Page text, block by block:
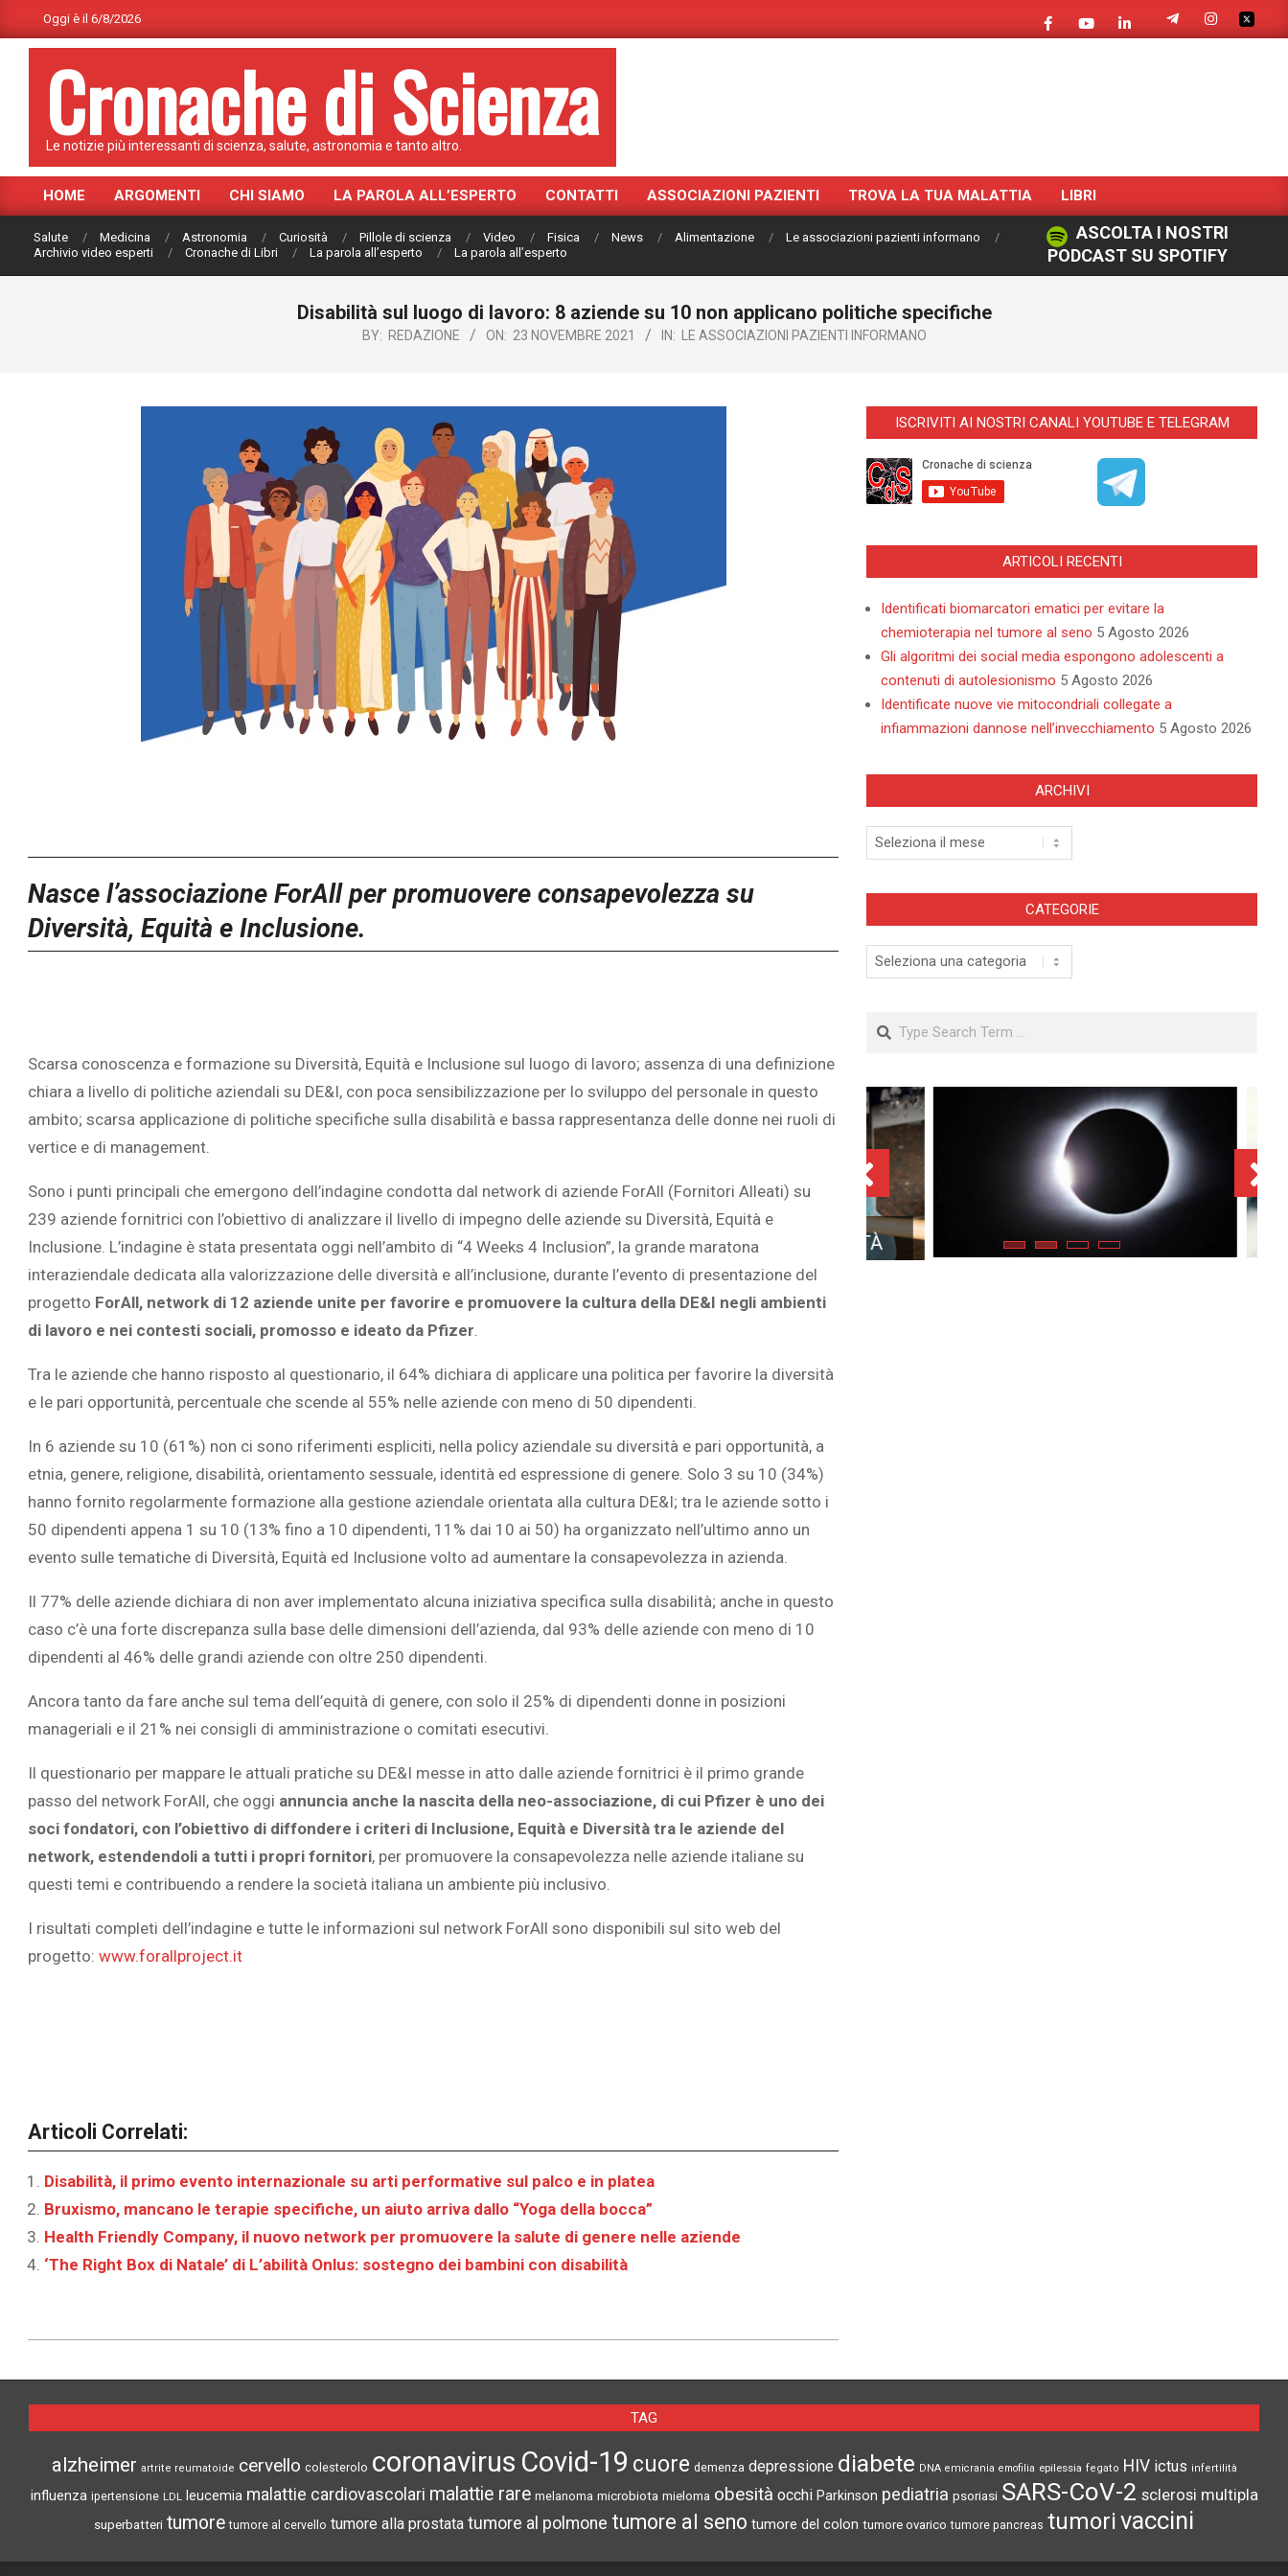
to
Oggi è il 6/8/2026
Cronache di Scienza
Le notizie più interessanti di scienza, salute, astronomia e tanto altro.
Primary
Navigation
Menu
HOME ARGOMENTI CHI SIAMO LA PAROLA ALL’ESPERTO CONTATTI ASSOCIAZIONI PAZIENTI TROVA LA TUA MALATTIA LIBRI
Salute Medicina Astronomia Curiosità Pillole di scienza Video Fisica News Alimentazione
Le associazioni pazienti informano
Archivio video esperti
Cronache di Libri La parola all’esperto La parola all’esperto
ASCOLTA I NOSTRI
PODCAST SU SPOTIFY
Disabilità sul luogo di lavoro: 8 aziende su 10 non applicano politiche specifiche
BY: REDAZIONE ON: 23 NOVEMBRE 2021 IN: LE ASSOCIAZIONI PAZIENTI INFORMANO
Nasce l’associazione ForAllper promuovere consapevolezza su
Diversità, Equità e Inclusione.
Scarsa conoscenza e formazione su Diversità, Equità e Inclusione sul luogo di lavoro; assenza di una definizione
chiara a livello di politiche aziendali su DE&I, con poca sensibilizzazione per lo sviluppo del personale in questo
ambito; scarsa applicazione di politiche specifiche sulla disabilità e bassa rappresentanza delle donne nei ruoli di
vertice e di management.
Sono i punti principali che emergono dell’indagine condotta dal network di aziende ForAll (Fornitori Alleati) su
239 aziende fornitrici con l’obiettivo di analizzare il livello di impegno delle aziende su Diversità, Equità e
Inclusione. L’indagine è stata presentata oggi nell’ambito di “4 Weeks 4 Inclusion”, la grande maratona
interaziendale dedicata alla valorizzazione delle diversità e all’inclusione, durante l’evento di presentazione del
progetto ForAll, network di 12 aziende unite per favorire e promuovere la cultura della DE&I negli ambienti
di lavoro e nei contesti sociali, promosso e ideato da Pfizer.
Tra le aziende che hanno risposto al questionario, il 64% dichiara di applicare una politica per favorire la diversità
e le pari opportunità, percentuale che scende al 55% nelle aziende con meno di 50 dipendenti.
In 6 aziende su 10 (61%) non ci sono riferimenti espliciti, nella policy aziendale su diversità e pari opportunità, a
etnia, genere, religione, disabilità, orientamento sessuale, identità ed espressione di genere. Solo 3 su 10 (34%)
hanno fornito regolarmente formazione alla gestione aziendale orientata alla cultura DE&I; tra le aziende sotto i
50 dipendenti appena 1 su 10 (13% fino a 10 dipendenti, 11% dai 10 ai 50) ha organizzato nell’ultimo anno un
evento sulle tematiche di Diversità, Equità ed Inclusione volto ad aumentare la consapevolezza in azienda.
Il 77% delle aziende dichiara di non aver implementato alcuna iniziativa specifica sulla disabilità; anche in questo
caso c’è una forte discrepanza sulla base delle dimensioni dell’azienda, dal 93% delle aziende con meno di 10
dipendenti al 46% delle grandi aziende con oltre 250 dipendenti.
Ancora tanto da fare anche sul tema dell’equità di genere, con solo il 25% di dipendenti donne in posizioni
manageriali e il 21% nei consigli di amministrazione o comitati esecutivi.
Il questionario per mappare le attuali pratiche su DE&I messe in atto dalle aziende fornitrici è il primo grande
passo del network ForAll, che oggi annuncia anche la nascita della neo-associazione, di cui Pfizer è uno dei
soci fondatori, con l’obiettivo di diffondere i criteri di Inclusione, Equità e Diversità tra le aziende del
network, estendendoli a tutti i propri fornitori, per promuovere la consapevolezza nelle aziende italiane su
questi temi e contribuendo a rendere la società italiana un ambiente più inclusivo.
I risultati completi dell’indagine e tutte le informazioni sul network ForAll sono disponibili sul sito web del
progetto: www.forallproject.it
Articoli Correlati:
Disabilità, il primo evento internazionale su arti performative sul palco e in platea
Bruxismo, mancano le terapie specifiche, un aiuto arriva dallo “Yoga della bocca”
Health Friendly Company, il nuovo network per promuovere la salute di genere nelle aziende
‘The Right Box di Natale’ di L’abilità Onlus: sostegno dei bambini con disabilità
ISCRIVITI AI NOSTRI CANALI YOUTUBE E TELEGRAM
ARTICOLI RECENTI
Identificati biomarcatori ematici per evitare la
chemioterapia nel tumore al seno 5 Agosto 2026
Gli algoritmi dei social media espongono adolescenti a
contenuti di autolesionismo 5 Agosto 2026
Identificate nuove vie mitocondriali collegate a
infiammazioni dannose nell’invecchiamento 5 Agosto 2026
ARCHIVI
Archivi
CATEGORIE
Categorie
Search
L’ATTIVITÀ CEREBRALE
RIVELA LE MELODIE CHE LE
PERSONE IMMAGINANO
SOVRAPPESO E OBESITÀ
INFANTILE ASSOCIATI AD
ASSENZA DI FIGLI IN ETÀ
ADULTA
ECLISSE TOTALE DEL 12
AGOSTO 2026: DOVE SI
POTRÀ VEDERE
TAG
alzheimer artrite reumatoide cervello colesterolo coronavirus Covid-19 cuore demenza depressione diabete DNA emicrania emofilia epilessia fegato HIV ictus infertilità
influenza ipertensione LDL leucemia malattie cardiovascolari malattie rare melanoma microbiota mieloma obesità occhi Parkinson pediatria psoriasi SARS-CoV-2 sclerosi multipla
superbatteri tumore tumore al cervello tumore alla prostata tumore al polmone tumore al seno tumore del colon tumore ovarico tumore pancreas tumorivaccini